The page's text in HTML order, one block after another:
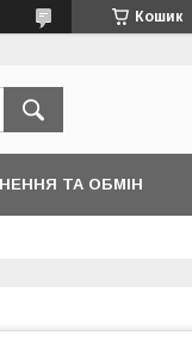
Кошик
ТА ОБМІН